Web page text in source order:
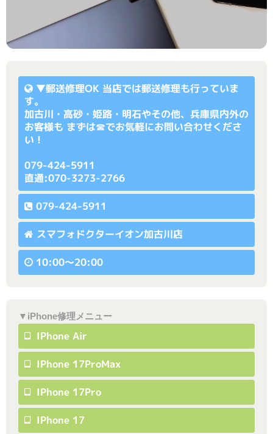
▼郵送修理OK 当店では郵送修理も行っていま
す。
加古川・高砂・姫路・明石やその他、兵庫県内外の
お客様も まずは☎でお気軽にお問い合わせくださ
い！
079-424-5911
直通:070-3273-2766
079-424-5911
スマフォドクターイオン加古川店
10:00〜20:00
▼iPhone修理メニュー
IPhone Air
IPhone 17ProMax
IPhone 17Pro
IPhone 17